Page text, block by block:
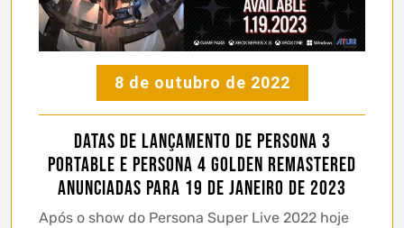
8 de outubro de 2022
Datas de lançamento de Persona 3
Portable e Persona 4 Golden Remastered
anunciadas para 19 de janeiro de 2023
Após o show do Persona Super Live 2022 hoje